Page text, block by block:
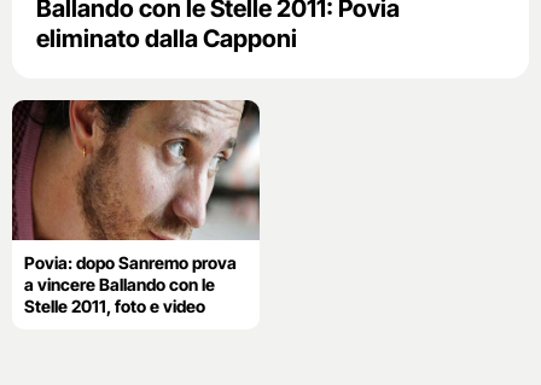
Ballando con le Stelle 2011: Povia
eliminato dalla Capponi
Povia: dopo Sanremo prova
a vincere Ballando con le
Stelle 2011, foto e video